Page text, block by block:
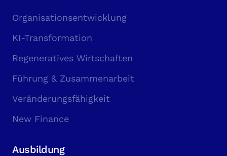
Organisationsentwicklung
KI-Transformation
Regeneratives Wirtschaften
Führung & Zusammenarbeit
Veränderungsfähigkeit
New Finance
Ausbildung